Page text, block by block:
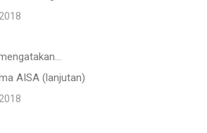
AISA (lanjutan)